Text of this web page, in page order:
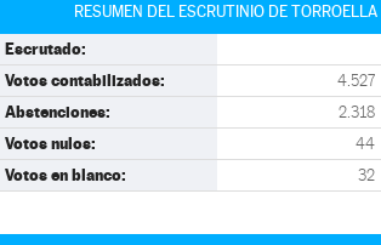
RESUMEN DEL ESCRUTINIO DE TORROELLA
Escrutado:
Votos contabilizados: 4.527
Abstenciones: 2.318
Votos nulos: 44
Votos en blanco: 32